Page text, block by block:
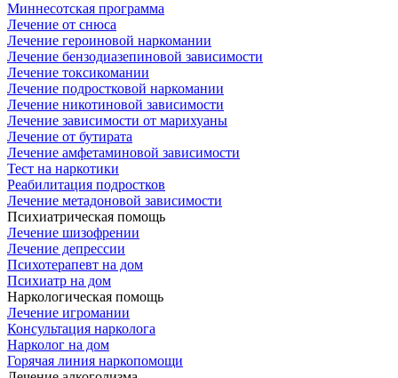
Миннесотская программа
Лечение от снюса
Лечение героиновой наркомании
Лечение бензодиазепиновой зависимости
Лечение токсикомании
Лечение подростковой наркомании
Лечение никотиновой зависимости
Лечение зависимости от марихуаны
Лечение от бутирата
Лечение амфетаминовой зависимости
Тест на наркотики
Реабилитация подростков
Лечение метадоновой зависимости
Психиатрическая помощь
Лечение шизофрении
Лечение депрессии
Психотерапевт на дом
Психиатр на дом
Наркологическая помощь
Лечение игромании
Консультация нарколога
Нарколог на дом
Горячая линия наркопомощи